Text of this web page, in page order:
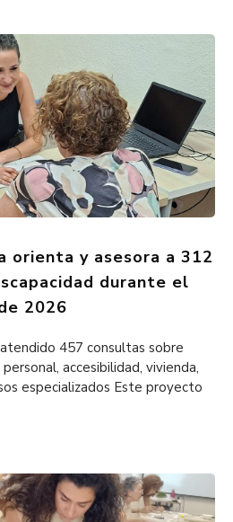
orienta y asesora a 312
durante el
2026
atendido 457 consultas sobre
accesibilidad, vivienda,
especializados Este proyecto